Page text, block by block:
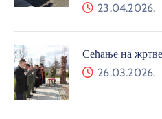
23.04.2026.
Сећање на
26.03.2026.